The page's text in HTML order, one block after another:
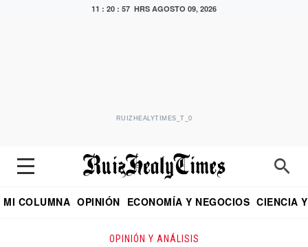
11 : 20 : 58 HRS AGOSTO 09, 2026
RUIZHEALYTIMES_T_0
MI COLUMNA OPINIÓN ECONOMÍA Y NEGOCIOS CIENCIA
OPINIÓN Y ANÁLISIS